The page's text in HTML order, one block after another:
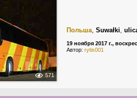
571
Польша, Suwałki,
19 ноября 2017 г.,
Автор: rytis001